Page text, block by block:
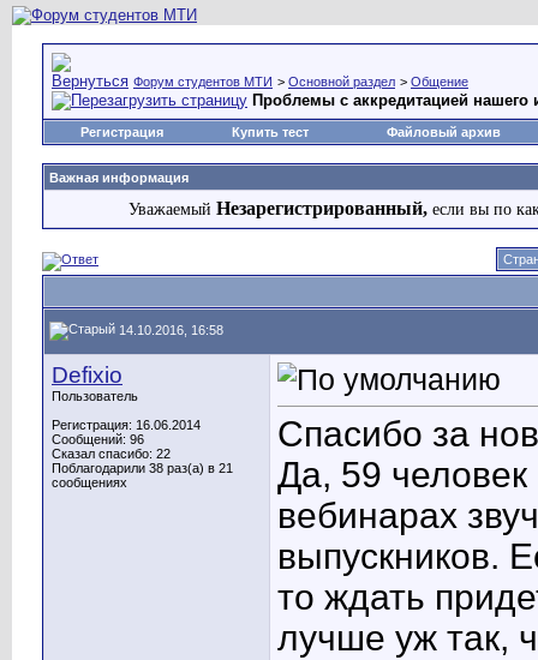
Форум студентов МТИ > Основной раздел > Общение
Проблемы с аккредитацией нашего
Регистрация Купить тест Файловый архив
Важная информация
Уважаемый Незарегистрированный, если вы по
14.10.2016, 16:58
Defixio
Пользователь
Регистрация: 16.06.2014
Сообщений: 96
Сказал спасибо: 22
Поблагодарили 38 раз(а) в 21
сообщениях
Спасибо за
Да, 59
вебинарах
выпускников.
то ждать
лучше уж так,